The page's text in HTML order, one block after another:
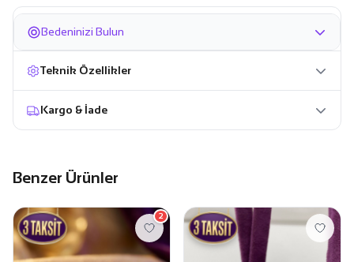
Bedeninizi Bulun
Teknik Özellikler
Kargo & İade
Benzer Ürünler
2